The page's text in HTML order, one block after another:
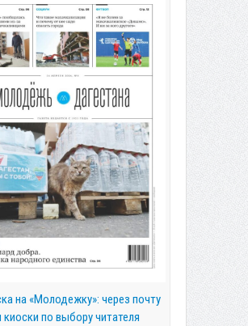
на «Молодежку»: через почту
киоски по выбору читателя